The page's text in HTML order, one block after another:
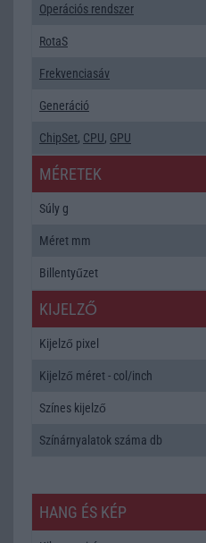
Operációs rendszer
RotaS
Frekvenciasáv
Generáció
ChipSet, CPU, GPU
MÉRETEK
Súly g
Méret mm
Billentyűzet
KIJELZŐ
Kijelző pixel
Kijelző méret - col/inch
Színes kijelző
Színárnyalatok száma db
HANG ÉS KÉP